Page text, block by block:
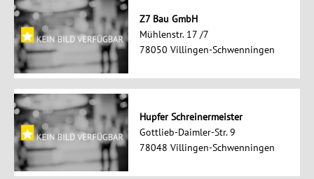
Z7 Bau GmbH
Mühlenstr. 17 /7
78050 Villingen-Schwenningen
Hupfer Schreinermeister
Gottlieb-Daimler-Str. 9
78048 Villingen-Schwenningen